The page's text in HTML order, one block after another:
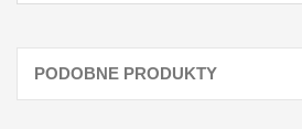
PODOBNE PRODUKTY